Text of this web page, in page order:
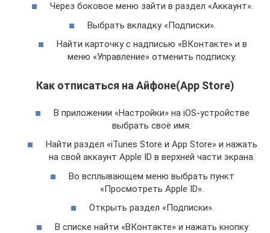
Через боковое меню зайти в раздел «Аккаунт».
Выбрать вкладку «Подписки».
Найти карточку с надписью «ВКонтакте» и в
меню «Управление» отменить подписку.
Как отписаться на Айфоне(App Store)
В приложении «Настройки» на iOS-устройстве
выбрать своё имя.
Найти раздел «iTunes Store и App Store» и нажать
на свой аккаунт Apple ID в верхней части экрана.
Во всплывающем меню выбрать пункт
«Просмотреть Apple ID».
Открыть раздел «Подписки».
В списке найти «ВКонтакте» и нажать кнопку